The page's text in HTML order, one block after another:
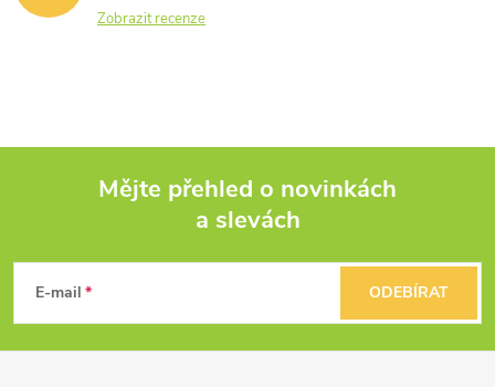
Zobrazit recenze
p
Mějte přehled o novinkách
a slevách
E-mail ODEBÍRAT